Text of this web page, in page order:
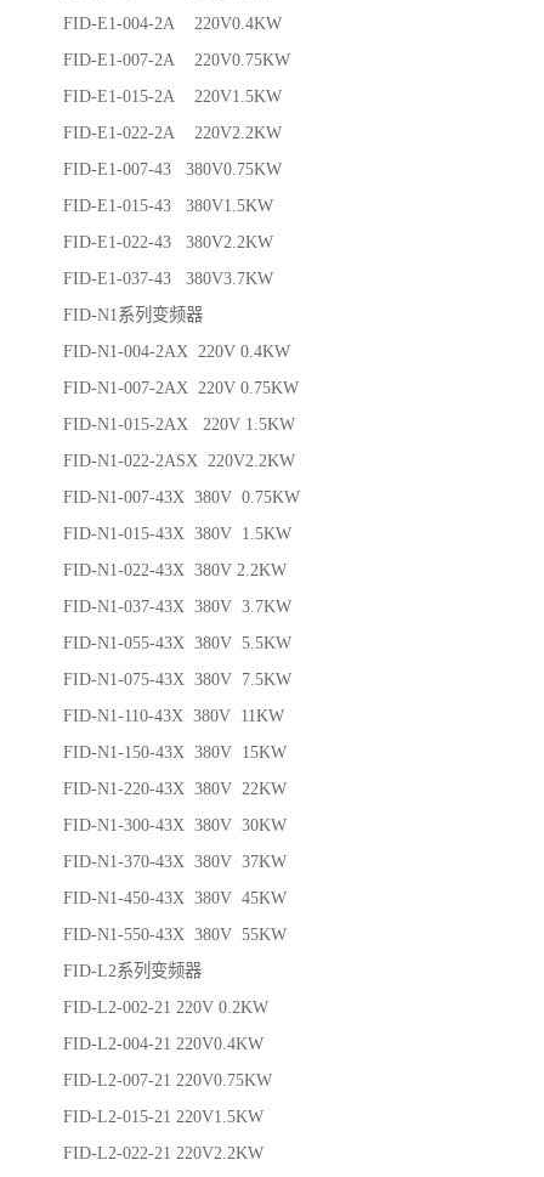
FID-E1-004-2A 220V0.4KW
FID-E1-007-2A 220V0.75KW
FID-E1-015-2A 220V1.5KW
FID-E1-022-2A 220V2.2KW
FID-E1-007-43 380V0.75KW
FID-E1-015-43 380V1.5KW
FID-E1-022-43 380V2.2KW
FID-E1-037-43 380V3.7KW
FID-N1系列变频器
FID-N1-004-2AX 220V 0.4KW
FID-N1-007-2AX 220V 0.75KW
FID-N1-015-2AX 220V 1.5KW
FID-N1-022-2ASX 220V2.2KW
FID-N1-007-43X 380V 0.75KW
FID-N1-015-43X 380V 1.5KW
FID-N1-022-43X 380V 2.2KW
FID-N1-037-43X 380V 3.7KW
FID-N1-055-43X 380V 5.5KW
FID-N1-075-43X 380V 7.5KW
FID-N1-110-43X 380V 11KW
FID-N1-150-43X 380V 15KW
FID-N1-220-43X 380V 22KW
FID-N1-300-43X 380V 30KW
FID-N1-370-43X 380V 37KW
FID-N1-450-43X 380V 45KW
FID-N1-550-43X 380V 55KW
FID-L2系列变频器
FID-L2-002-21 220V 0.2KW
FID-L2-004-21 220V0.4KW
FID-L2-007-21 220V0.75KW
FID-L2-015-21 220V1.5KW
FID-L2-022-21 220V2.2KW